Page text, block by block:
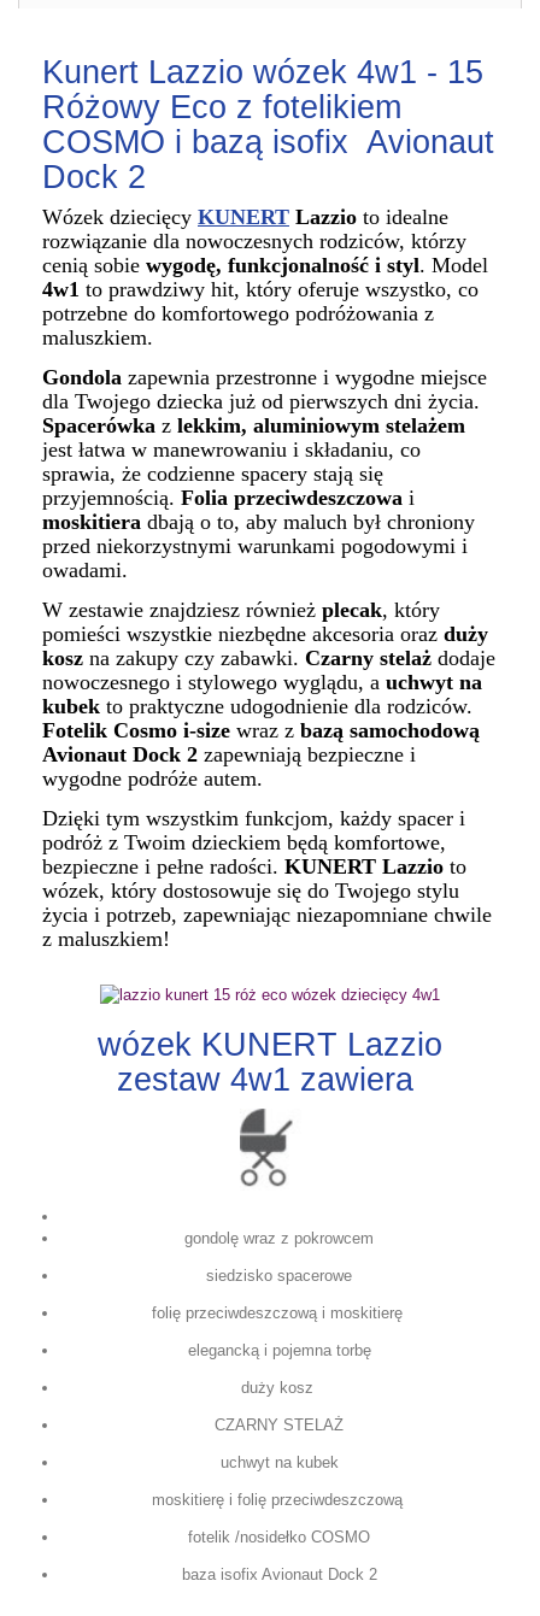
Kunert Lazzio wózek 4w1 - 15
Różowy Eco z fotelikiem
COSMO i bazą isofix Avionaut
Dock 2
Wózek dziecięcy KUNERT Lazzio to idealne
rozwiązanie dla nowoczesnych rodziców, którzy
cenią sobie wygodę, funkcjonalność i styl. Model
4w1 to prawdziwy hit, który oferuje wszystko, co
potrzebne do komfortowego podróżowania z
maluszkiem.
Gondola zapewnia przestronne i wygodne miejsce
dla Twojego dziecka już od pierwszych dni życia.
Spacerówka z lekkim, aluminiowym stelażem
jest łatwa w manewrowaniu i składaniu, co
sprawia, że codzienne spacery stają się
przyjemnością. Folia przeciwdeszczowa i
moskitiera dbają o to, aby maluch był chroniony
przed niekorzystnymi warunkami pogodowymi i
owadami.
W zestawie znajdziesz również plecak, który
pomieści wszystkie niezbędne akcesoria oraz duży
kosz na zakupy czy zabawki. Czarny stelaż dodaje
nowoczesnego i stylowego wyglądu, a uchwyt na
kubek to praktyczne udogodnienie dla rodziców.
Fotelik Cosmo i-size wraz z bazą samochodową
Avionaut Dock 2 zapewniają bezpieczne i
wygodne podróże autem.
Dzięki tym wszystkim funkcjom, każdy spacer i
podróż z Twoim dzieckiem będą komfortowe,
bezpieczne i pełne radości. KUNERT Lazzio to
wózek, który dostosowuje się do Twojego stylu
życia i potrzeb, zapewniając niezapomniane chwile
z maluszkiem!
wózek KUNERT Lazzio
zestaw 4w1 zawiera
gondolę wraz z pokrowcem
siedzisko spacerowe
folię przeciwdeszczową i moskitierę
elegancką i pojemna torbę
duży kosz
CZARNY STELAŻ
uchwyt na kubek
moskitierę i folię przeciwdeszczową
fotelik /nosidełko COSMO
baza isofix Avionaut Dock 2